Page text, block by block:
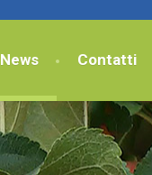
News Contatti